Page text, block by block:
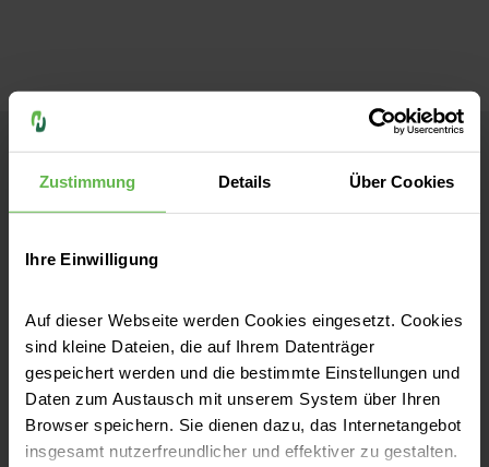
Zustimmung Details Über Cookies
Ihre Einwilligung
Auf dieser Webseite werden Cookies eingesetzt. Cookies
sind kleine Dateien, die auf Ihrem Datenträger
gespeichert werden und die bestimmte Einstellungen und
Daten zum Austausch mit unserem System über Ihren
Browser speichern. Sie dienen dazu, das Internetangebot
insgesamt nutzerfreundlicher und effektiver zu gestalten.
Helios Weißeritztal-Kliniken
Akademisches Lehrkrankenhaus an der
Klinikum Freital
Bürgerstraße 7
01705 Freital
Tel.: (0351) 646-60
Ambulantes Gesundheitszentrum